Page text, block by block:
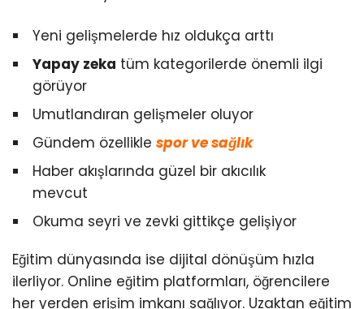
Yeni gelişmelerde hız oldukça arttı
Yapay zeka tüm kategorilerde önemli ilgi
görüyor
Umutlandıran gelişmeler oluyor
Gündem özellikle spor ve sağlık
Haber akışlarında güzel bir akıcılık
mevcut
Okuma seyri ve zevki gittikçe gelişiyor
Eğitim dünyasında ise dijital dönüşüm hızla
ilerliyor. Online eğitim platformları, öğrencilere
her yerden erişim imkanı sağlıyor. Uzaktan eğitim